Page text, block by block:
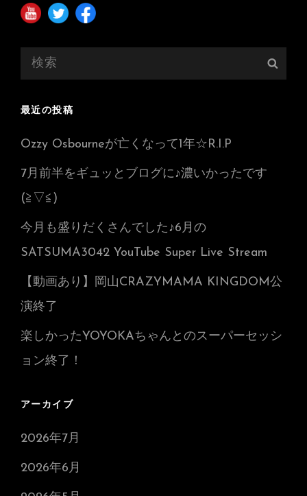
最近の投稿
Ozzy Osbourneが亡くなって1年☆R.I.P
7月前半をギュッとブログに♪濃いかったです
(≧▽≦)
今月も盛りだくさんでした♪6月の
SATSUMA3042 YouTube Super Live Stream
【動画あり】岡山CRAZYMAMA KINGDOM公
演終了
楽しかったYOYOKAちゃんとのスーパーセッシ
ョン終了！
アーカイブ
2026年7月
2026年6月